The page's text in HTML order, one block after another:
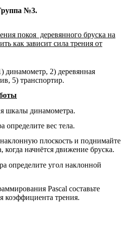
№3.
покоя деревянного бруска на
как зависит сила трения от
динамометр, 2) деревянная
5) транспортир.
шкалы динамометра.
вес тела.
плоскость и поднимайте
когда начнётся движение бруска.
определите угол наклонной
Pascal составьте
коэффициента трения.